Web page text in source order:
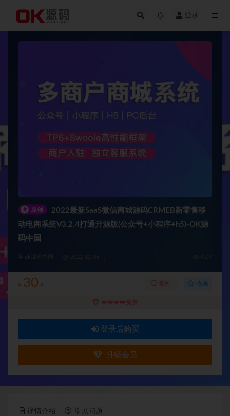
登录
# 原创
2022最新SaaS微信商城源码CRMEB新零售移
动电商系统V3.2.4打通开源版(公众号+小程序+h5)-OK源
码中国
¥ 30 ¥ 签到 收藏
👑👑👑👑免费
登录后购买
升级会员
详情介绍 常见问题